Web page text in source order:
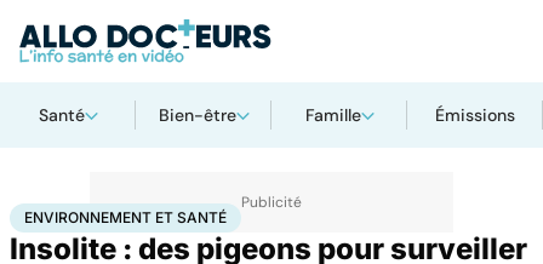
Santé Bien-être Famille Émissions
AccueilBien-êtreEnvironnement et santé
ENVIRONNEMENT ET SANTÉ
Insolite : des pigeons pour surveiller